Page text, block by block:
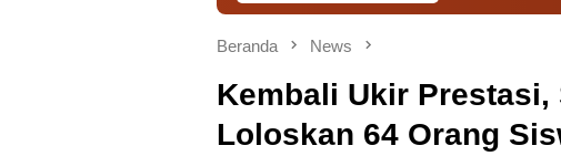
Beranda News
Kembali Ukir Prestasi,
Loloskan 64 Orang